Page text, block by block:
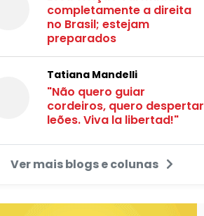
completamente a direita
no Brasil; estejam
preparados
Tatiana Mandelli
"Não quero guiar
cordeiros, quero despertar
leões. Viva la libertad!"
Ver mais blogs e colunas